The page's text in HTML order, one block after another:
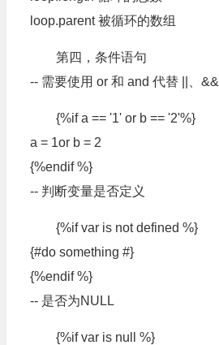
loop.parent 被循环的数组
第四，条件语句
-- 需要使用 or 和 and 代替 ||、&&
{%if a == '1' or b == '2'%}
a = 1or b = 2
{%endif %}
-- 判断变量是否定义
{%if var is not defined %}
{#do something #}
{%endif %}
-- 是否为NULL
{%if var is null %}